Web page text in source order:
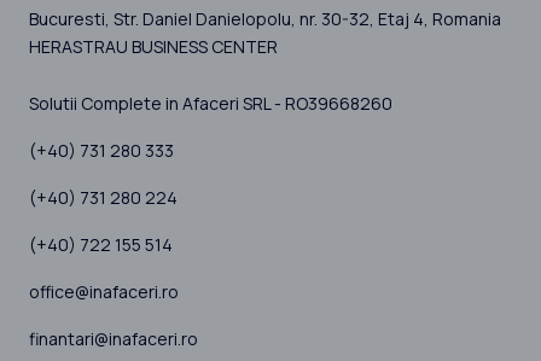
Bucuresti, Str. Daniel Danielopolu, nr. 30-32, Etaj 4, Romania
HERASTRAU BUSINESS CENTER
Solutii Complete in Afaceri SRL - RO39668260
(+40) 731 280 333
(+40) 731 280 224
(+40) 722 155 514
office@inafaceri.ro
finantari@inafaceri.ro